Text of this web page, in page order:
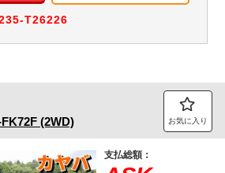
T26226
(2WD) お気に入り
支払総額：